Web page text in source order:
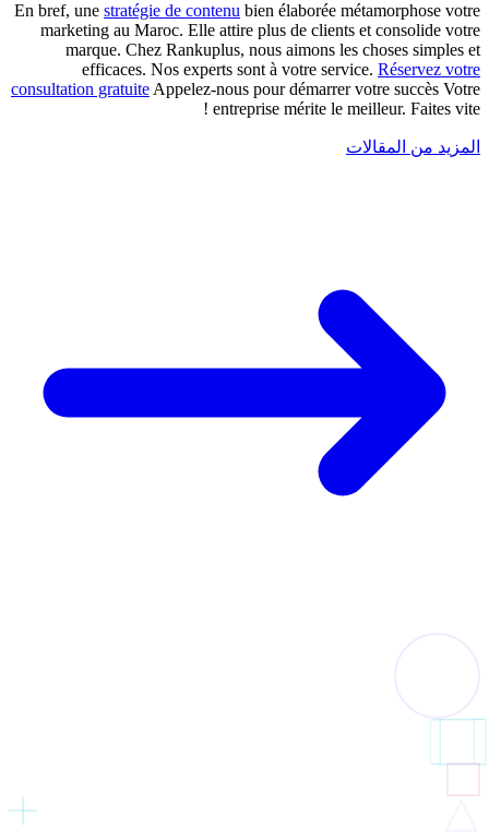
En bref, une stratégie de contenu bien élaborée métamorphose votre
marketing au Maroc. Elle attire plus de clients et consolide votre
marque. Chez Rankuplus, nous aimons les choses simples et
efficaces. Nos experts sont à votre service. Réservez votre
consultation gratuite Appelez-nous pour démarrer votre succès Votre
entreprise mérite le meilleur. Faites vite !
المزيد من المقالات